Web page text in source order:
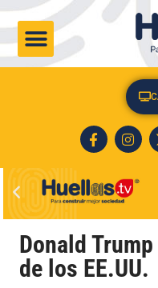
Donald
de los EE.UU.